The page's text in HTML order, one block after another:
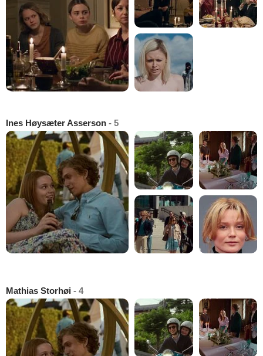
Ines Høysæter Asserson - 5
Mathias Storhøi - 4